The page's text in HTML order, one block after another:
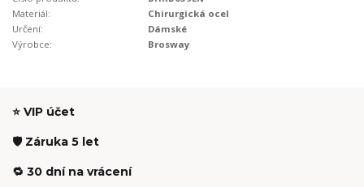
Materiál:
Chirurgická ocel
Určení:
Dámské
Výrobce:
Brosway
⭐ VIP účet
🛡️ Záruka 5 let
🔁 30 dní na vrácení